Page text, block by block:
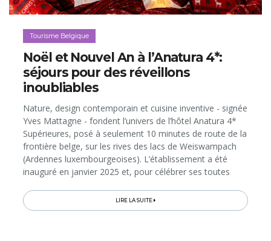
Tourisme Belgique
Noël et Nouvel An à l’Anatura 4*:
séjours pour des réveillons
inoubliables
Nature, design contemporain et cuisine inventive - signée
Yves Mattagne - fondent l’univers de l’hôtel Anatura 4*
Supérieures, posé à seulement 10 minutes de route de la
frontière belge, sur les rives des lacs de Weiswampach
(Ardennes luxembourgeoises). L’établissement a été
inauguré en janvier 2025 et, pour célébrer ses toutes
LIRE LA SUITE